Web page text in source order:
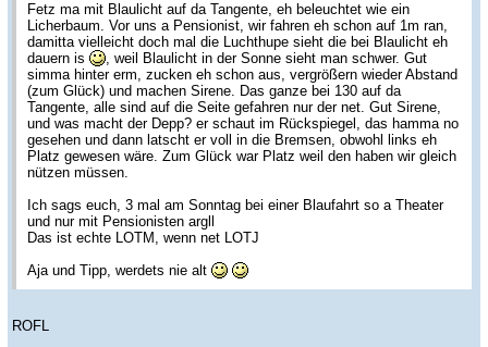
Fetz ma mit Blaulicht auf da Tangente, eh beleuchtet wie ein
Licherbaum. Vor uns a Pensionist, wir fahren eh schon auf 1m ran,
damitta vielleicht doch mal die Luchthupe sieht die bei Blaulicht eh
dauern is
, weil Blaulicht in der Sonne sieht man schwer. Gut
simma hinter erm, zucken eh schon aus, vergrößern wieder Abstand
(zum Glück) und machen Sirene. Das ganze bei 130 auf da
Tangente, alle sind auf die Seite gefahren nur der net. Gut Sirene,
und was macht der Depp? er schaut im Rückspiegel, das hamma no
gesehen und dann latscht er voll in die Bremsen, obwohl links eh
Platz gewesen wäre. Zum Glück war Platz weil den haben wir gleich
nützen müssen.
Ich sags euch, 3 mal am Sonntag bei einer Blaufahrt so a Theater
und nur mit Pensionisten argll
Das ist echte LOTM, wenn net LOTJ
Aja und Tipp, werdets nie alt
ROFL